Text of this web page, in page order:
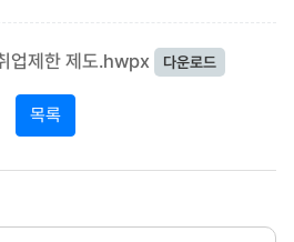
업제한 제도.hwpx 다운로드
목록